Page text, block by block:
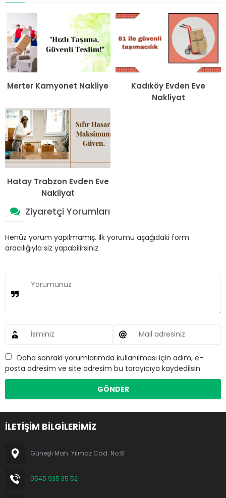
Merter Kamyonet Nakliye
Kadıköy Evden Eve
Nakliyat
Hatay Trabzon Evden Eve
Nakliyat
Ziyaretçi Yorumları
Henüz yorum yapılmamış. İlk yorumu aşağıdaki form
aracılığıyla siz yapabilirsiniz.
Daha sonraki yorumlarımda kullanılması için adım, e-
posta adresim ve site adresim bu tarayıcıya kaydedilsin.
İLETİŞİM BİLGİLERİMİZ
Güneşli Mah. Yılmaz Cad. No:8
0545 935 35 52